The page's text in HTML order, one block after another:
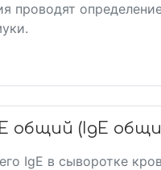
проводят
общий (IgE
IgE в сыворотке